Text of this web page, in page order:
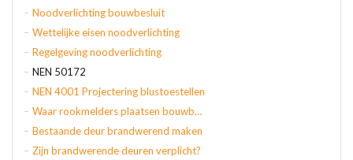
Noodverlichting bouwbesluit
Wettelijke eisen noodverlichting
Regelgeving noodverlichting
NEN 50172
NEN 4001 Projectering blustoestellen
Waar rookmelders plaatsen bouwbesluit
Bestaande deur brandwerend maken
Zijn brandwerende deuren verplicht?